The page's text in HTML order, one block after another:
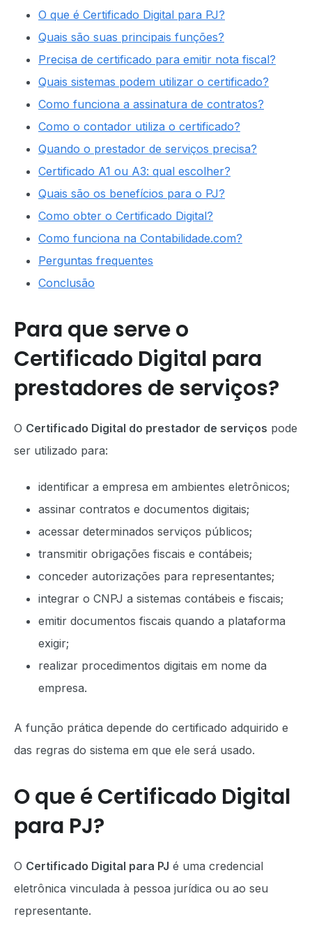
O que é Certificado Digital para PJ?
Quais são suas principais funções?
Precisa de certificado para emitir nota fiscal?
Quais sistemas podem utilizar o certificado?
Como funciona a assinatura de contratos?
Como o contador utiliza o certificado?
Quando o prestador de serviços precisa?
Certificado A1 ou A3: qual escolher?
Quais são os benefícios para o PJ?
Como obter o Certificado Digital?
Como funciona na Contabilidade.com?
Perguntas frequentes
Conclusão
Para que serve o
Certificado Digital para
prestadores de serviços?
O Certificado Digital do prestador de serviços pode
ser utilizado para:
identificar a empresa em ambientes eletrônicos;
assinar contratos e documentos digitais;
acessar determinados serviços públicos;
transmitir obrigações fiscais e contábeis;
conceder autorizações para representantes;
integrar o CNPJ a sistemas contábeis e fiscais;
emitir documentos fiscais quando a plataforma
exigir;
realizar procedimentos digitais em nome da
empresa.
A função prática depende do certificado adquirido e
das regras do sistema em que ele será usado.
O que é Certificado Digital
para PJ?
O Certificado Digital para PJ é uma credencial
eletrônica vinculada à pessoa jurídica ou ao seu
representante.